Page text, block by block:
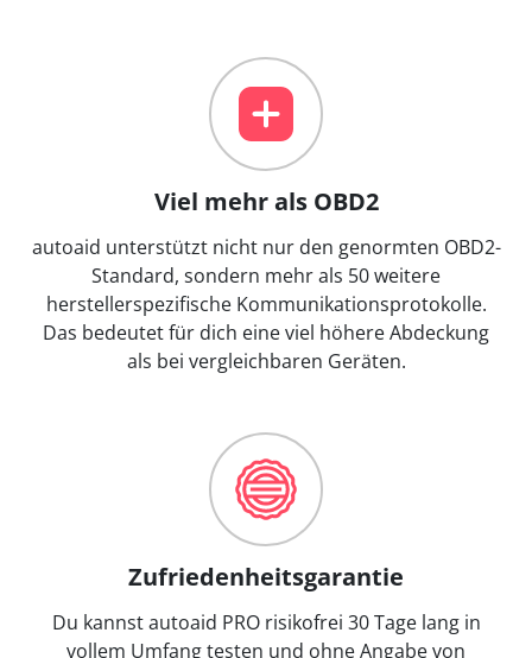
Viel mehr als OBD2
autoaid unterstützt nicht nur den genormten OBD2-
Standard, sondern mehr als 50 weitere
herstellerspezifische Kommunikationsprotokolle.
Das bedeutet für dich eine viel höhere Abdeckung
als bei vergleichbaren Geräten.
Zufriedenheitsgarantie
Du kannst autoaid PRO risikofrei 30 Tage lang in
vollem Umfang testen und ohne Angabe von